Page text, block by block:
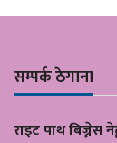
सम्पर्क ठेगाना
राइट पाथ बिज्नेस